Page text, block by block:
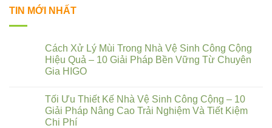
TIN MỚI NHẤT
Cách Xử Lý Mùi Trong Nhà Vệ Sinh Công Cộng
Hiệu Quả – 10 Giải Pháp Bền Vững Từ Chuyên
Gia HIGO
Tối Ưu Thiết Kế Nhà Vệ Sinh Công Cộng – 10
Giải Pháp Nâng Cao Trải Nghiệm Và Tiết Kiệm
Chi Phí